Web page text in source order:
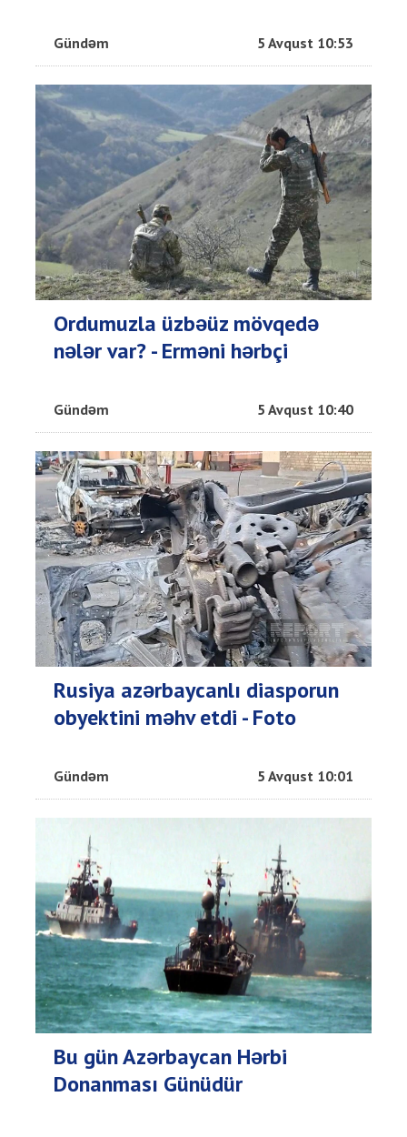
Gündəm 5 Avqust 10:53
Ordumuzla üzbəüz mövqedə
nələr var? - Erməni hərbçi
Gündəm 5 Avqust 10:40
Rusiya azərbaycanlı diasporun
obyektini məhv etdi - Foto
Gündəm 5 Avqust 10:01
Bu gün Azərbaycan Hərbi
Donanması Günüdür